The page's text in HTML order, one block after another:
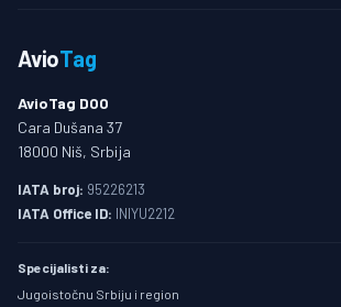
AvioTag
AvioTag DOO
Cara Dušana 37
18000 Niš, Srbija
IATA broj: 95226213
IATA Office ID: INIYU2212
Specijalisti za:
Jugoistočnu Srbiju i region